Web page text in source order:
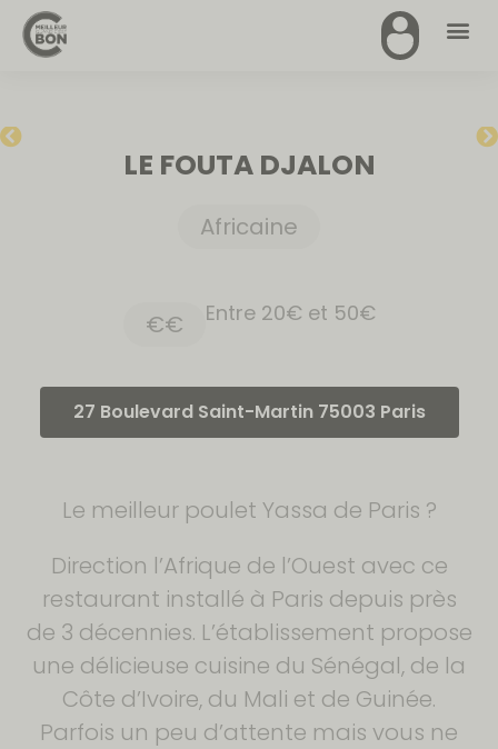
LE FOUTA DJALON
Africaine
€€ Entre 20€ et 50€
27 Boulevard Saint-Martin 75003 Paris
Le meilleur poulet Yassa de Paris ?
Direction l’Afrique de l’Ouest avec ce
restaurant installé à Paris depuis près
de 3 décennies. L’établissement propose
une délicieuse cuisine du Sénégal, de la
Côte d’Ivoire, du Mali et de Guinée.
Parfois un peu d’attente mais vous ne